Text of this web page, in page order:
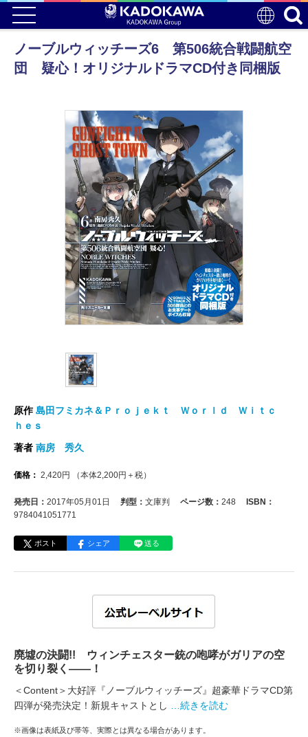
ノーブルウィッチーズ6 第506統合戦闘航空
団 疑心！オリジナルドラマCD付き同梱版
原作島田フミカネ＆Ｐｒｏｊｅｋｔ Ｗｏｒｌｄ Ｗｉｔｃ
ｈｅｓ
著者 南房 秀久
価格： 2,420円 （本体2,200円＋税）
発売日： 2017年05月01日 判型： 文庫判 ページ数： 248
ISBN：
9784041051771
ポスト シェア 送る
廃墟の決闘!! ウィンチェスター銃の咆哮がガリアの空
を切り裂く――！
＜Content＞大好評『ノーブルウィッチーズ』超豪華ドラマCD第
四弾が発売決定！新規キャストとし
…続きを読む
※画像は表紙及び帯等、実際とは異なる場合があります。